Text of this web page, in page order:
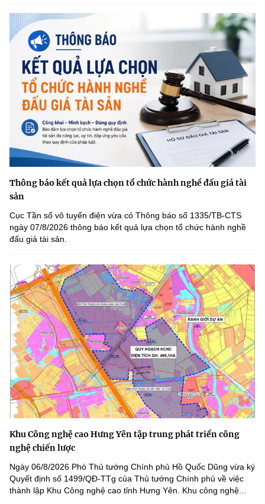
Thông báo kết quả lựa chọn tổ chức hành nghề đấu giá tài
sản
Cục Tần số vô tuyến điện vừa có Thông báo số 1335/TB-CTS
ngày 07/8/2026 thông báo kết quả lựa chọn tổ chức hành nghề
đấu giá tài sản.
Khu Công nghệ cao Hưng Yên tập trung phát triển công
nghệ chiến lược
Ngày 06/8/2026 Phó Thủ tướng Chính phủ Hồ Quốc Dũng vừa ký
Quyết định số 1499/QĐ-TTg của Thủ tướng Chính phủ về việc
thành lập Khu Công nghệ cao tỉnh Hưng Yên. Khu công nghệ...